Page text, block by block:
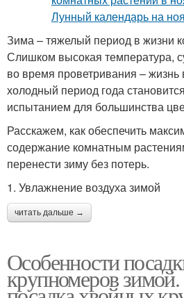
Зима – тяжелый период в жизни
Слишком высокая температура,
во время проветривания – жизнь
холодный период года
испытанием для большинства
Расскажем, как обеспечить
содержание комнатным
перенести зиму без потерь.
1. Увлажнение воздуха зимой
читать дальше →
Особенности
крупномеров